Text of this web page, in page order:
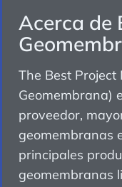
Acerca de
The Best Project
Geomembrana)
proveedor,
geomembranas
principales
geomembranas